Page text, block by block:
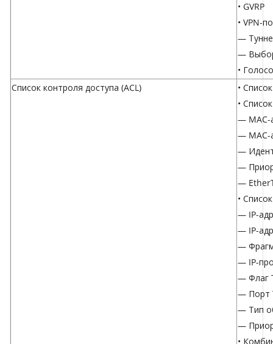
• GVRP
• VPN-
—
—
•
Список контроля доступа (ACL)
•
•
— MAC-
— MAC-
—
—
—
•
— IP-
— IP-
—
— IP-
— Флаг
— Порт
— Тип
—
•